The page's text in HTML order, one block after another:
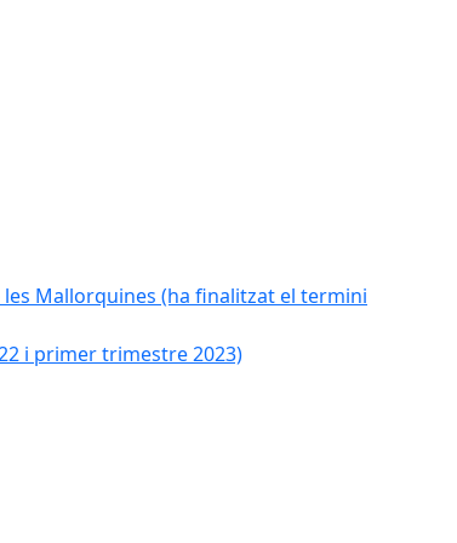
Mallorquines (ha finalitzat el termini
i primer trimestre 2023)